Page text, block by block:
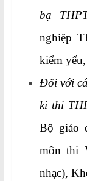
bạ
nghiệp
kiểm
Đối với
kì thi
Bộ giáo
môn thi
nhạc),